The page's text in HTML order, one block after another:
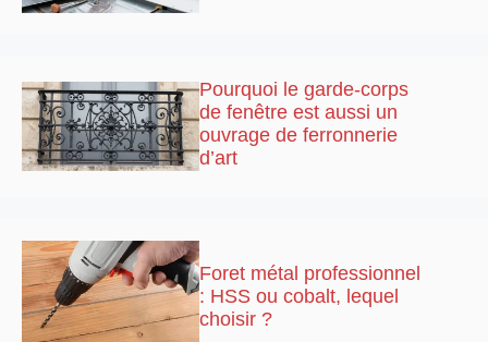
Pourquoi le garde-corps
de fenêtre est aussi un
ouvrage de ferronnerie
d’art
Foret métal professionnel
: HSS ou cobalt, lequel
choisir ?